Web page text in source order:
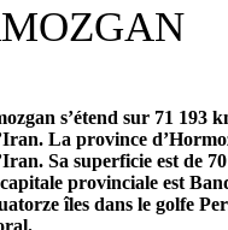
s’étend sur 71 193
La province
Sa superficie est de
provinciale est
îles dans le golfe